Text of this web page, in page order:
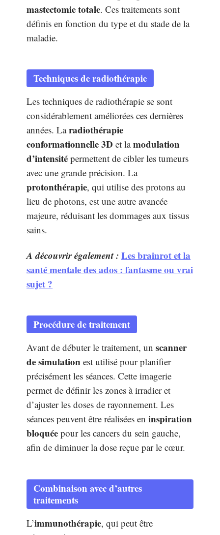
mastectomie totale. Ces traitements sont
définis en fonction du type et du stade de la
maladie.
Techniques de radiothérapie
Les techniques de radiothérapie se sont
considérablement améliorées ces dernières
années. Laradiothérapie
conformationnelle 3D et lamodulation
d’intensité permettent de cibler les tumeurs
avec une grande précision. La
protonthérapie, qui utilise des protons au
lieu de photons, est une autre avancée
majeure, réduisant les dommages aux tissus
sains.
A découvrir également : Les brainrot et la
santé mentale des ados : fantasme ou vrai
sujet ?
Procédure de traitement
Avant de débuter le traitement, un scanner
de simulation est utilisé pour planifier
précisément les séances. Cette imagerie
permet de définir les zones à irradier et
d’ajuster les doses de rayonnement. Les
séances peuvent être réalisées en inspiration
bloquée pour les cancers du sein gauche,
afin de diminuer la dose reçue par le cœur.
Combinaison avec d’autres
traitements
L’immunothérapie, qui peut être